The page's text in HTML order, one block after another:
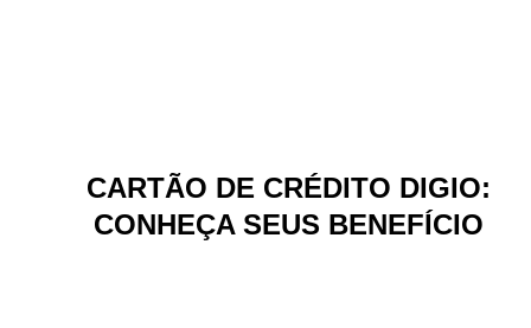
CARTÃO DE CRÉDITO DIGIO:
CONHEÇA SEUS BENEFÍCIO